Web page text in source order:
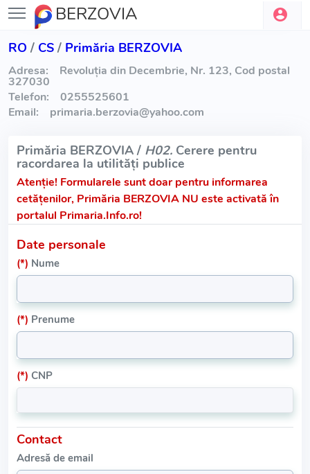
BERZOVIA
RO / CS / Primăria BERZOVIA
Adresa: Revoluţia din Decembrie, Nr. 123, Cod postal
327030
Telefon:
0255525601
Email:
primaria.berzovia@yahoo.com
Primăria BERZOVIA / H02. Cerere pentru
racordarea la utilități publice
Atenție! Formularele sunt doar pentru informarea
cetățenilor, Primăria BERZOVIA NU este activată în
portalul Primaria.Info.ro!
Date personale
(*) Nume
(*) Prenume
(*) CNP
Contact
Adresă de email